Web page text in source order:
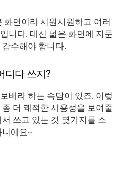
화면이라 시원시원하고 여러
니다. 대신 넓은 화면에 지문
수해야 합니다.
디다 쓰지?
배라 하는 속담이 있죠. 이렇
더 쾌적한 사용성을 보여줄
쓰고 있는 것 몇가지를 소
에요~